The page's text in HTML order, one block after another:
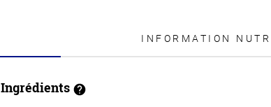
INFORMATION
Ingrédients